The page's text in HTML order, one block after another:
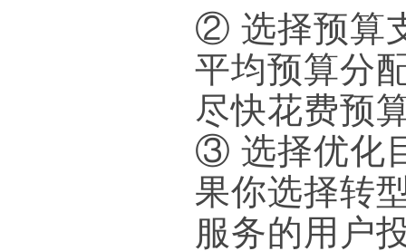
② 选择预算
平均预算分
尽快花费预
③ 选择优化
果你选择转
服务的用户